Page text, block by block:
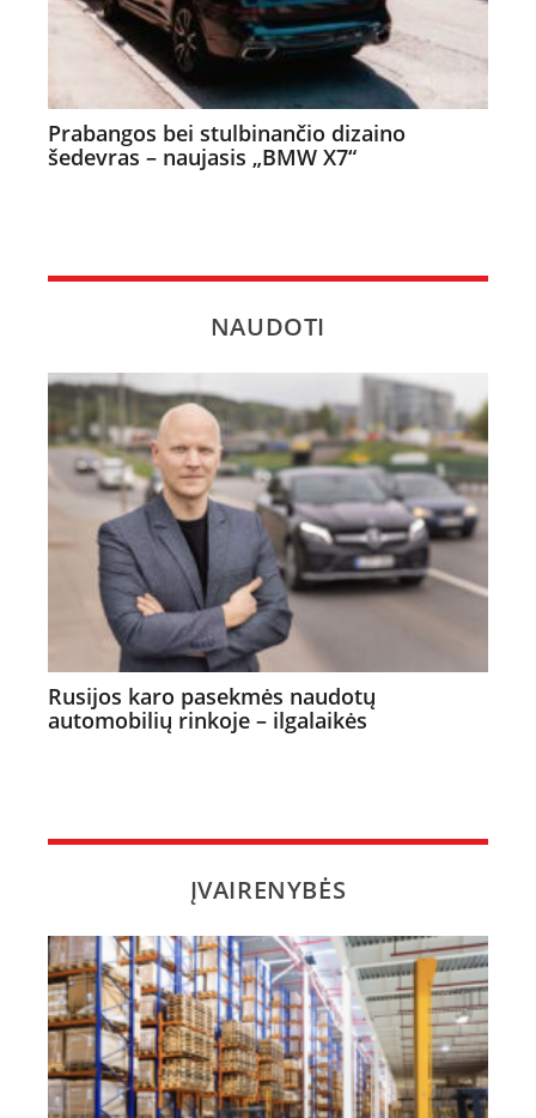
Prabangos bei stulbinančio dizaino
šedevras – naujasis „BMW X7“
NAUDOTI
Rusijos karo pasekmės naudotų
automobilių rinkoje – ilgalaikės
ĮVAIRENYBĖS